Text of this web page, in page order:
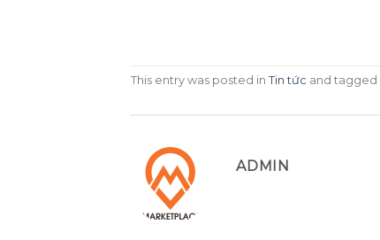
This entry was posted in Tin tức and tagged
ADMIN